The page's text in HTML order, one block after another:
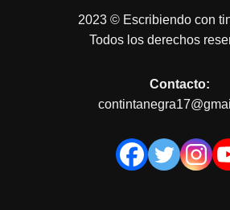
2023 © Escribiendo con
Todos los derechos
Contacto: